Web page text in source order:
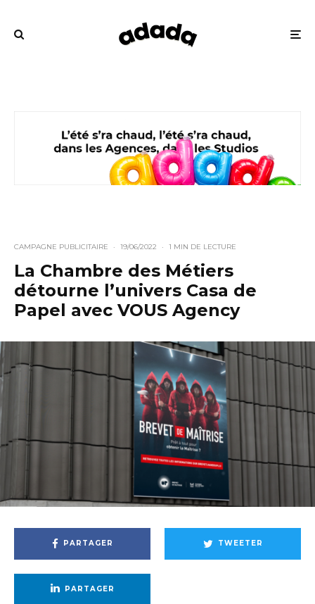
CAMPAGNE PUBLICITAIRE · 19/06/2022 · 1 MIN DE LECTURE
La Chambre des Métiers
détourne l’univers Casa de
Papel avec VOUS Agency
PARTAGER TWEETER
PARTAGER